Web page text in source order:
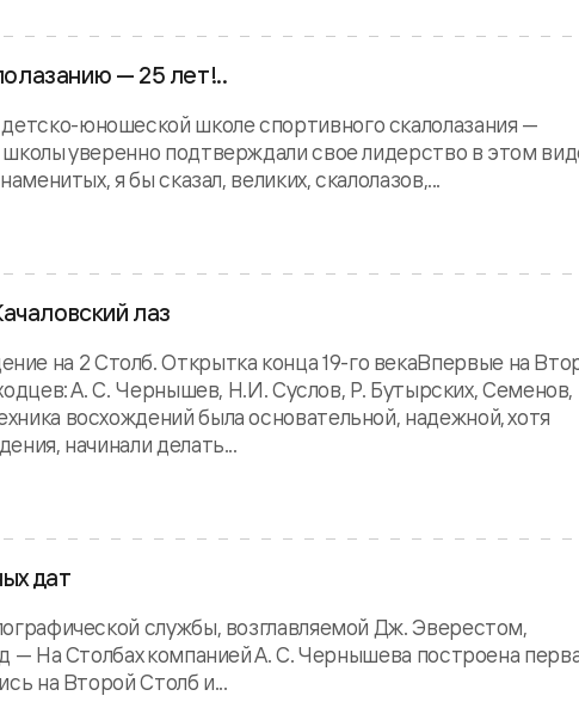
— 25 лет!..
юношеской школе спортивного скалолазания —
уверенно подтверждали свое лидерство в этом
я бы сказал, великих, скалолазов,...
лаз
на 2 Столб. Открытка конца 19-го векаВпервые на
А. С. Чернышев, Н.И. Суслов, Р. Бутырских, Семенов,
восхождений была основательной, надежной, хотя
начинали делать...
дат
службы, возглавляемой Дж. Эверестом,
На Столбах компанией А. С. Чернышева построена
на Второй Столб и...